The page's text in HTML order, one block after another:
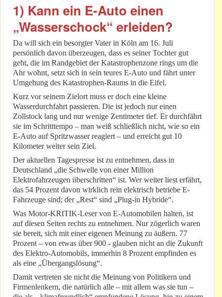
1) Kann ein E-Auto einen
„Wasserschock“ erleiden?
Da will sich ein besorgter Vater in Köln am 16. Juli
persönlich davon überzeugen, dass es seiner Tochter gut
geht, die im Randgebiet der Katastrophenzone rings um die
Ahr wohnt, setzt sich in sein teures E-Auto und fährt unter
Umgehung des Katastrophen-Raums in die Eifel.
Kurz vor seinem Zielort muss er doch eine kleine
Wasserdurchfahrt passieren. Die ist jedoch nur einen
Zollstock lang und nur wenige Zentimeter tief. Er durchfährt
sie im Schritttempo – man weiß schließlich nicht, wie so ein
E-Auto auf Spritzwasser reagiert – und erreicht gut 10
Kilometer weiter sein Ziel.
Der aktuellen Tagespresse ist zu entnehmen, dass in
Deutschland „die Schwelle von einer Million
Elektrofahrzeugen überschritten“ ist. Wer weiter liest erfährt,
das 54 Prozent davon wirklich rein elektrisch betriebe E-
Fahrzeuge sind; der „Rest“ sind „Plug-in Hybride“.
Was Motor-KRITIK-Leser von E-Automobilen halten, ist
auf diesen Seiten rechts zu entnehmen. Nur zögerlich waren
sie bereit, sich mit einer eigenen Meinung zu äußern. 77
Prozent – von etwas über 900 - glauben nicht an die Zukunft
des Elektro-Automobils, immerhin 8 Prozent empfinden es
als eine „Übergangslösung“.
Damit vertreten sie nicht die Meinung von Politikern und
Firmenlenkern, die natürlich alle – mit allem was sie tun –